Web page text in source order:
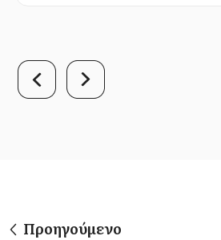
Προηγούμενο